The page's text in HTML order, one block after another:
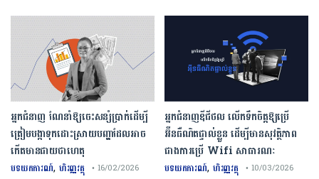
អ្នកជំនាញឌីជីថល លើកទឹកចិត្តឱ្យប្រើ
អ៊ីនធឺណិតផ្ទាល់ខ្លួន ដើម្បីមានសុវត្ថិភាព
ជាងការប្រើ Wifi​ សាធារណៈ
បទយកការណ៍, ហិរញ្ញវត្ថុ • 10/03/2026
អ្នកជំនាញ ណែនាំឱ្យចេះសន្សំប្រាក់ដើម្បី
ត្រៀមបង្កាទុកដោះស្រាយបញ្ហាដែលអាច
កើតមានជាយថាហេតុ
បទយកការណ៍, ហិរញ្ញវត្ថុ • 16/02/2026